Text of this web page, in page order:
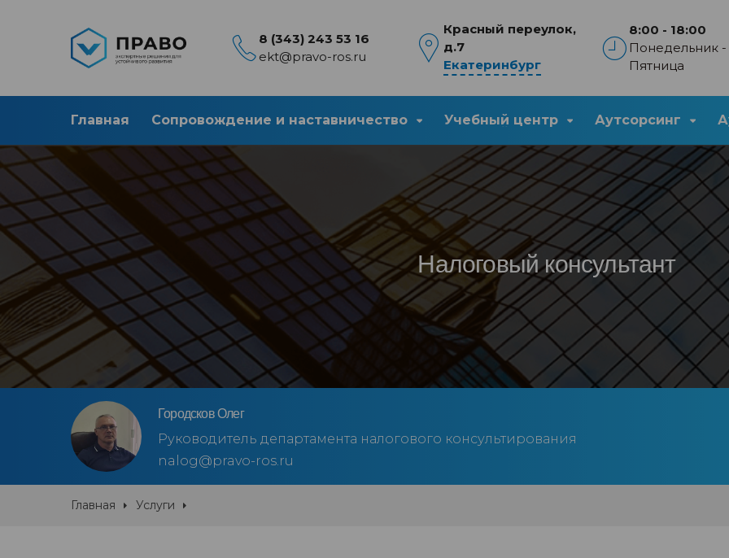
8 (343) 243 53 16
ekt@pravo-ros.ru
Красный переулок,
д.7
Екатеринбург
8:00 - 18:00
Понедельник -
Пятница
Главная Сопровождение и наставничество Учебный центр Аутсорсинг
Налоговый консультант
Городсков Олег
Руководитель департамента налогового консультирования
nalog@pravo-ros.ru
Главная Услуги